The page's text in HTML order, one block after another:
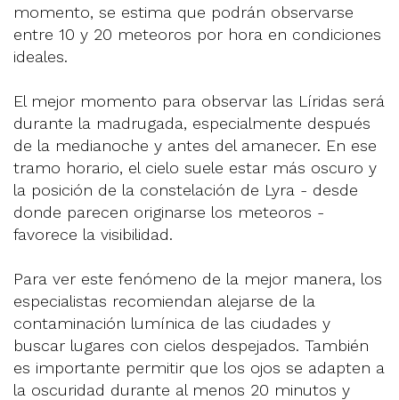
momento, se estima que podrán observarse
entre 10 y 20 meteoros por hora en condiciones
ideales.
El mejor momento para observar las Líridas será
durante la madrugada, especialmente después
de la medianoche y antes del amanecer. En ese
tramo horario, el cielo suele estar más oscuro y
la posición de la constelación de Lyra - desde
donde parecen originarse los meteoros -
favorece la visibilidad.
Para ver este fenómeno de la mejor manera, los
especialistas recomiendan alejarse de la
contaminación lumínica de las ciudades y
buscar lugares con cielos despejados. También
es importante permitir que los ojos se adapten a
la oscuridad durante al menos 20 minutos y